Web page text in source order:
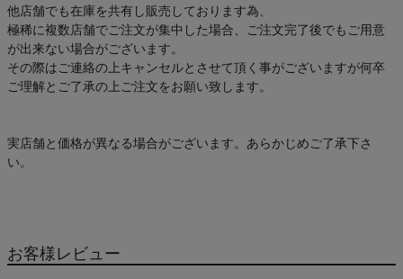
スタッフコーディネート
スタッフブログ
他店舗でも在庫を共有し販売しております為、
極稀に複数店舗でご注文が集中した場合、ご注文完了後でもご用意
が出来ない場合がございます。
その際はご連絡の上キャンセルとさせて頂く事がございますが何卒
ご理解とご了承の上ご注文をお願い致します。
実店舗と価格が異なる場合がございます。あらかじめご了承下さ
い。
お客様レビュー